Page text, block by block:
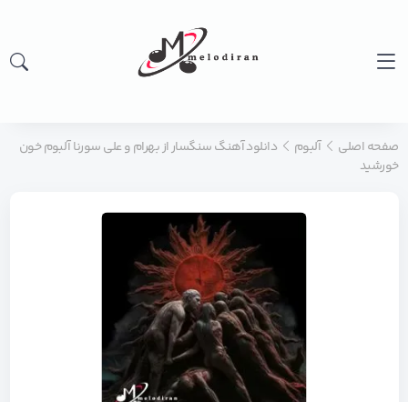
صفحه اصلی آلبوم
دانلود آهنگ سنگسار از بهرام و علی سورنا آلبوم خون
خورشید